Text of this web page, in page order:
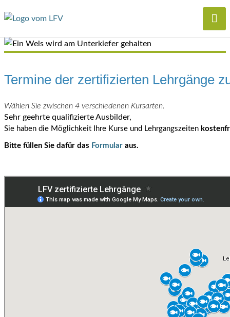
Termine der zertifizierten Lehrgänge
Wählen Sie zwischen 4 verschiedenen Kursarten.
Sehr geehrte qualifizierte Ausbilder,
Sie haben die Möglichkeit Ihre Kurse und Lehrgangszeiten
Bitte füllen Sie dafür das Formular aus.